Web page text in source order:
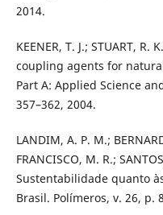
2014.
KEENER, T. J.; STUART, R.
coupling agents for
Part A: Applied Science
357–362, 2004.
LANDIM, A. P. M.;
FRANCISCO, M. R.;
Sustentabilidade quanto
Brasil. Polímeros, v. 26, p.